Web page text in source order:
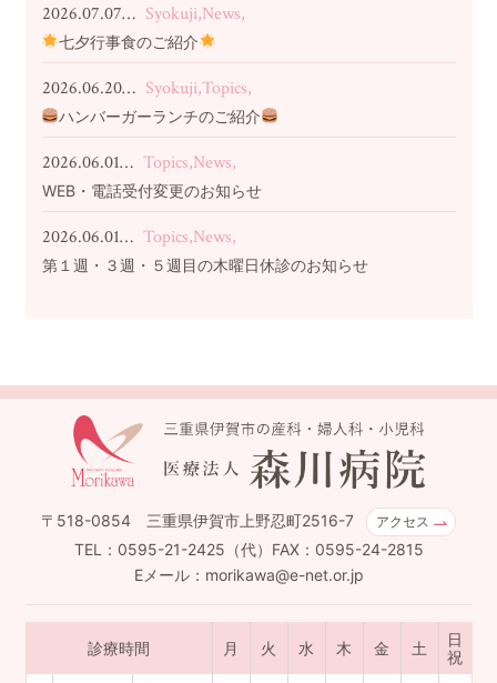
2026.07.07… Syokuji,News,
七夕行事食のご紹介
2026.06.20… Syokuji,Topics,
ハンバーガーランチのご紹介
2026.06.01… Topics,News,
WEB・電話受付変更のお知らせ
2026.06.01… Topics,News,
第１週・３週・５週目の木曜日休診のお知らせ
〒518-0854 三重県伊賀市上野忍町2516-7 アクセス
TEL：0595-21-2425（代）FAX：0595-24-2815
Eメール：morikawa@e-net.or.jp
診療時間 月 火 水 木 金 土
日
祝